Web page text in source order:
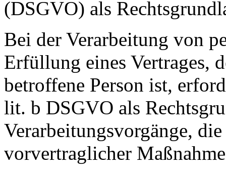
(DSGVO) als
Bei der Verarbeitung von
Erfüllung eines Vertrages,
betroffene Person ist,
lit. b DSGVO als
Verarbeitungsvorgänge,
vorvertraglicher